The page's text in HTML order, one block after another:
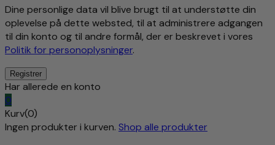
Dine personlige data vil blive brugt til at understøtte din
oplevelse på dette websted, til at administrere adgangen
til din konto og til andre formål, der er beskrevet i vores
Politik for personoplysninger.
Har allerede en konto
0
Kurv(0)
Ingen produkter i kurven. Shop alle produkter